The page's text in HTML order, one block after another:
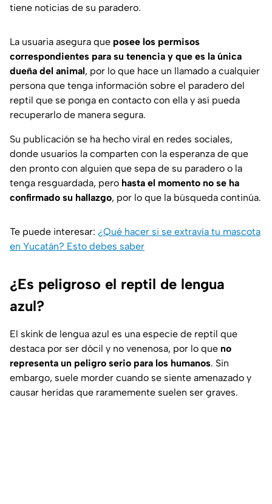
tiene noticias de su paradero.
La usuaria asegura que posee los permisos
correspondientes para su tenencia y que es la única
dueña del animal, por lo que hace un llamado a cualquier
persona que tenga información sobre el paradero del
reptil que se ponga en contacto con ella y así pueda
recuperarlo de manera segura.
Su publicación se ha hecho viral en redes sociales,
donde usuarios la comparten con la esperanza de que
den pronto con alguien que sepa de su paradero o la
tenga resguardada, pero hasta el momento no se ha
confirmado su hallazgo, por lo que la búsqueda continúa.
Te puede interesar: ¿Qué hacer si se extravía tu mascota
en Yucatán? Esto debes saber
¿Es peligroso el reptil de lengua
azul?
El skink de lengua azul es una especie de reptil que
destaca por ser dócil y no venenosa, por lo que no
representa un peligro serio para los humanos. Sin
embargo, suele morder cuando se siente amenazado y
causar heridas que raramemente suelen ser graves.